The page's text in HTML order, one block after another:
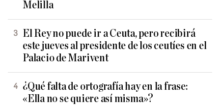
Melilla
El Rey no puede ir a Ceuta, pero recibirá
este jueves al presidente de los ceutíes en el
Palacio de Marivent
¿Qué falta de ortografía hay en la frase:
«Ella no se quiere así misma»?